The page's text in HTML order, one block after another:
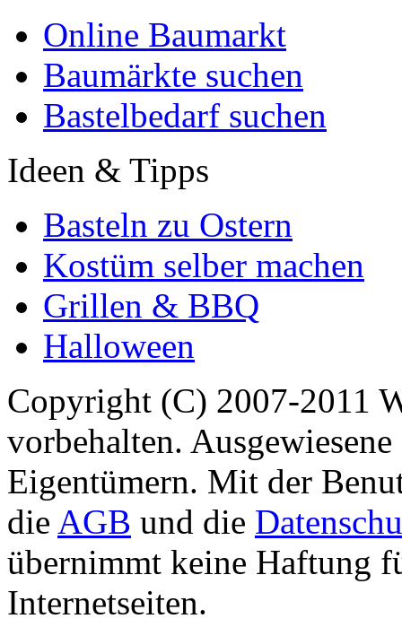
Online Baumarkt
Baumärkte suchen
Bastelbedarf suchen
Ideen & Tipps
Basteln zu Ostern
Kostüm selber machen
Grillen & BBQ
Halloween
Copyright (C) 2007-2011
vorbehalten.
Eigentümern. Mit der
die AGB und die
übernimmt keine Haftung
Internetseiten.